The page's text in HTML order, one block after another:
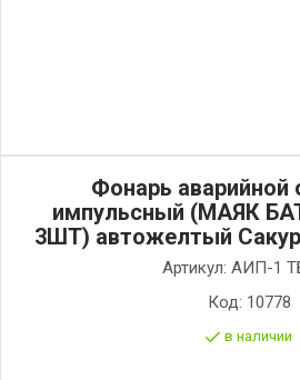
Фонарь аварийной
импульсный (МАЯК
3ШТ) автожелтый
Артикул: АИП-1
Код: 10778
в наличии